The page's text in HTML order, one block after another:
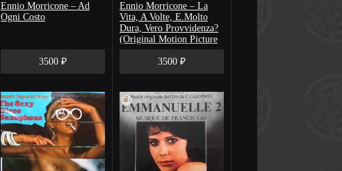
Ennio Morricone – Ad
Ogni Costo
3500 ₽
Ennio Morricone – La
Vita, A Volte, E.Molto
Dura, Vero Provvidenza?
(Original Motion Picture
Soundtrack)
3500 ₽